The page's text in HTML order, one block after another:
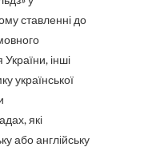
ставленні до
інші
української
які
або англійську